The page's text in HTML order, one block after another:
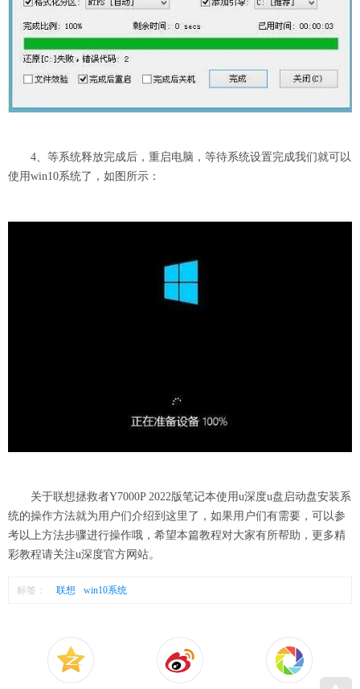
4、等系统释放完成后，重启电脑，等待系统设置完成我们就可以
使用win10系统了，如图所示：
关于联想拯救者Y7000P 2022版笔记本使用u深度u盘启动盘安装系
统的操作方法就为用户们介绍到这里了，如果用户们有需要，可以参
考以上方法步骤进行操作哦，希望本篇教程对大家有所帮助，更多精
彩教程请关注u深度官方网站。
标签： 联想 win10系统